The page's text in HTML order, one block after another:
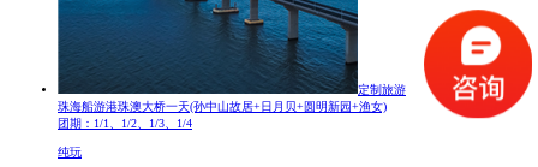
定制旅游
珠海船游港珠澳大桥一天(孙中山故居+日月贝+圆明新园+渔女)
团期：1/1、1/2、1/3、1/4
纯玩